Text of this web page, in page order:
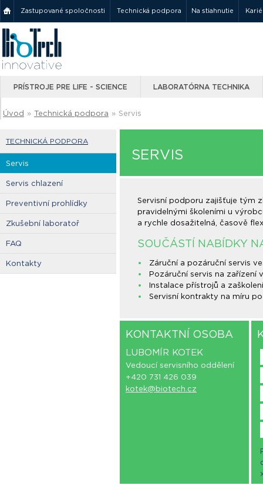
Zastupované spoločnosti Technická podpora Na stiahnutie
PRÍSTROJE PRE LIFE - SCIENCE LABORATÓRNA TECHNIKA
Úvod » Technická podpora » Servis
TECHNICKÁ PODPORA
Servis
Servis chlazení
Preventivní prohlídky
Zkušební laboratoř
FAQ
Kontakty
SERVIS
Servisní podporu zajišťuje tým
pravidelnými školeními u
a rychle dosažitelná, časově
SOUČÁSTÍ NABÍDKY
Záruční a pozáruční servis
Pozáruční servis na zařízení
Instalace přístrojů a
Servisní kontrakty na míru
KONTAKTNÍ OSOBA
LUBOMÍR KOTEK
Vedoucí servisního oddělení
+420 731 426 039
kotek@biotech.cz